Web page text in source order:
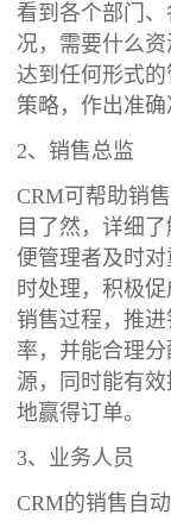
看到各个部门
况，需要什么资
达到任何形式
策略，作出准确
2、销售总监
CRM可帮助销
目了然，详细
便管理者及时
时处理，积极
销售过程，推
率，并能合理
源，同时能有
地赢得订单。
3、业务人员
CRM的销售自